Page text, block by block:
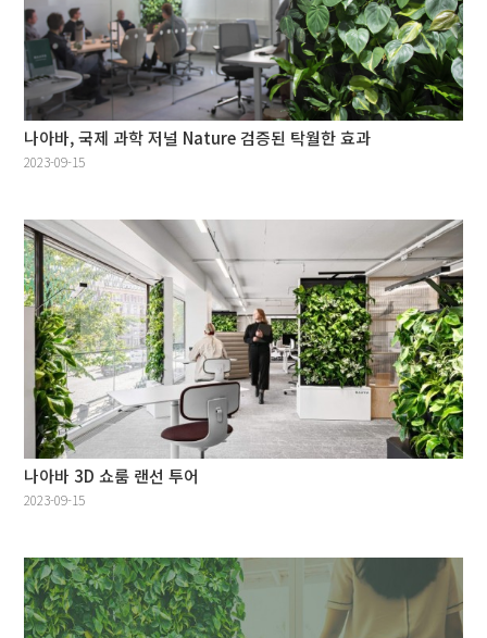
나아바, 국제 과학 저널 Nature 검증된 탁월한 효과
2023-09-15
나아바 3D 쇼룸 랜선 투어
2023-09-15